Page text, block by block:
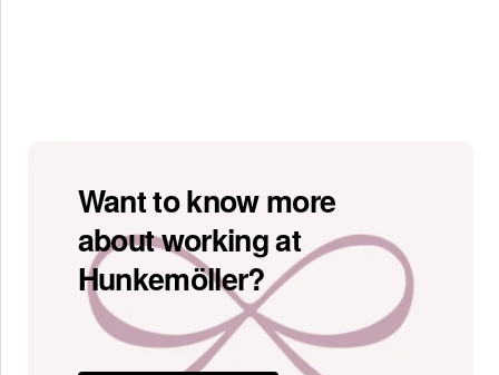
Want to know more
about working at
Hunkemöller?